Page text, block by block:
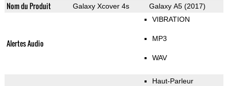
Nom du Produit Galaxy Xcover 4s Galaxy A5 (2017)
Alertes Audio
VIBRATION
MP3
WAV
Haut-Parleur